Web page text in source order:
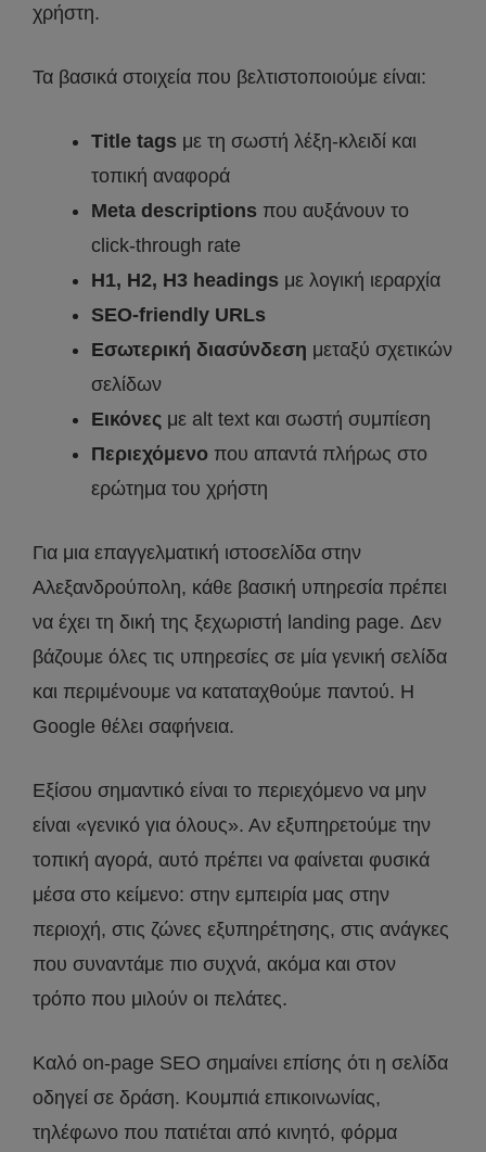
χρήστη.
Τα βασικά στοιχεία που βελτιστοποιούμε είναι:
Title tags με τη σωστή λέξη-κλειδί και
τοπική αναφορά
Meta descriptions που αυξάνουν το
click-through rate
H1, H2, H3 headings με λογική ιεραρχία
SEO-friendly URLs
Εσωτερική διασύνδεση μεταξύ σχετικών
σελίδων
Εικόνες με alt text και σωστή συμπίεση
Περιεχόμενο που απαντά πλήρως στο
ερώτημα του χρήστη
Για μια επαγγελματική ιστοσελίδα στην
Αλεξανδρούπολη, κάθε βασική υπηρεσία πρέπει
να έχει τη δική της ξεχωριστή landing page. Δεν
βάζουμε όλες τις υπηρεσίες σε μία γενική σελίδα
και περιμένουμε να καταταχθούμε παντού. Η
Google θέλει σαφήνεια.
Εξίσου σημαντικό είναι το περιεχόμενο να μην
είναι «γενικό για όλους». Αν εξυπηρετούμε την
τοπική αγορά, αυτό πρέπει να φαίνεται φυσικά
μέσα στο κείμενο: στην εμπειρία μας στην
περιοχή, στις ζώνες εξυπηρέτησης, στις ανάγκες
που συναντάμε πιο συχνά, ακόμα και στον
τρόπο που μιλούν οι πελάτες.
Καλό on-page SEO σημαίνει επίσης ότι η σελίδα
οδηγεί σε δράση. Κουμπιά επικοινωνίας,
τηλέφωνο που πατιέται από κινητό, φόρμα